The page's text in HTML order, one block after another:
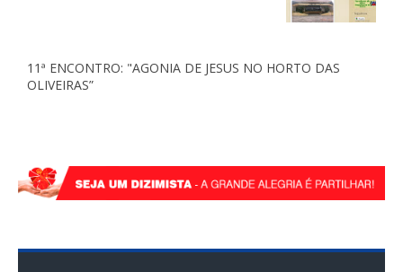
11ª ENCONTRO: "AGONIA DE JESUS NO HORTO DAS
OLIVEIRAS”